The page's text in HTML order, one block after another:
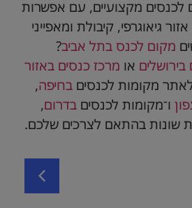
לכנסים מקצועיים, עם אפשרות
גיאוגרפי, קיבולת ומאפייני
מקום לכנס בתל אביב?
או מרכז כנסים באזור
מקומות לכנסים בחיפה,
ו־מקומות לכנסיםבדרום,
שונות בהתאם לצרכים שלכם.